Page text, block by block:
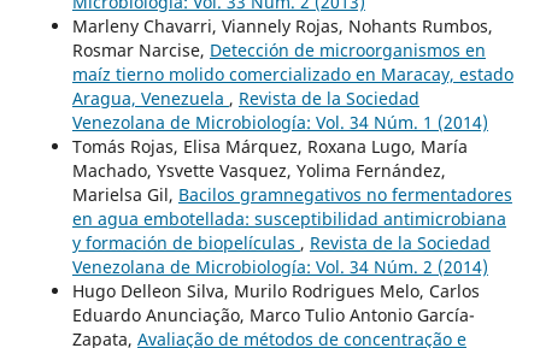
Marleny Chavarri, Viannely Rojas, Nohants Rumbos,
Rosmar Narcise, Detección de microorganismos en
maíz tierno molido comercializado en Maracay, estado
Aragua, Venezuela , Revista de la Sociedad
Venezolana de Microbiología: Vol. 34 Núm. 1 (2014)
Tomás Rojas, Elisa Márquez, Roxana Lugo, María
Machado, Ysvette Vasquez, Yolima Fernández,
Marielsa Gil, Bacilos gramnegativos no fermentadores
en agua embotellada: susceptibilidad antimicrobiana
y formación de biopelículas , Revista de la Sociedad
Venezolana de Microbiología: Vol. 34 Núm. 2 (2014)
Hugo Delleon Silva, Murilo Rodrigues Melo, Carlos
Eduardo Anunciação, Marco Tulio Antonio García-
Zapata, Avaliação de métodos de concentração e